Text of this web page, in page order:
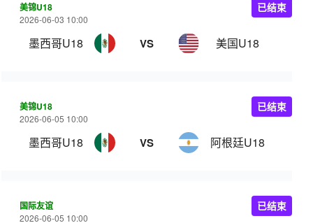
美锦U18
2026-06-03 10:00
墨西哥U18 VS 美国U18
已结束
美锦U18
2026-06-05 10:00
墨西哥U18 VS 阿根廷U18
已结束
国际友谊
2026-06-05 10:00
已结束